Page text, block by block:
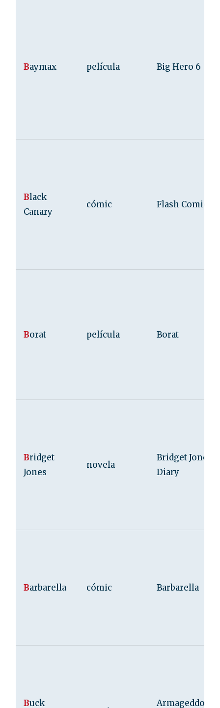
Baymax película Big Hero 6
Black
Canary
cómic Flash Comics
Borat película Borat
Bridget
Jones
novela
Bridget Jones’s
Diary
Barbarella cómic Barbarella
Buck Armageddon—